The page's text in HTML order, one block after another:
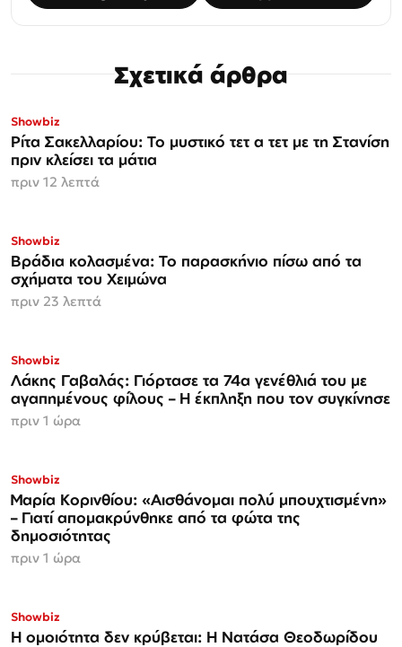
Σχετικά άρθρα
ΜΟΝΟ ΣΤΗΝ
Espresso
Showbiz
Ρίτα Σακελλαρίου: Το μυστικό τετ α τετ με τη Στανίση
πριν κλείσει τα μάτια
πριν 12 λεπτά
Showbiz
Βράδια κολασμένα: Το παρασκήνιο πίσω από τα
σχήματα του Χειμώνα
πριν 23 λεπτά
Showbiz
Λάκης Γαβαλάς: Γιόρτασε τα 74α γενέθλιά του με
αγαπημένους φίλους – Η έκπληξη που τον συγκίνησε
πριν 1 ώρα
Showbiz
Μαρία Κορινθίου: «Αισθάνομαι πολύ μπουχτισμένη»
– Γιατί απομακρύνθηκε από τα φώτα της
δημοσιότητας
πριν 1 ώρα
Showbiz
Η ομοιότητα δεν κρύβεται: Η Νατάσα Θεοδωρίδου